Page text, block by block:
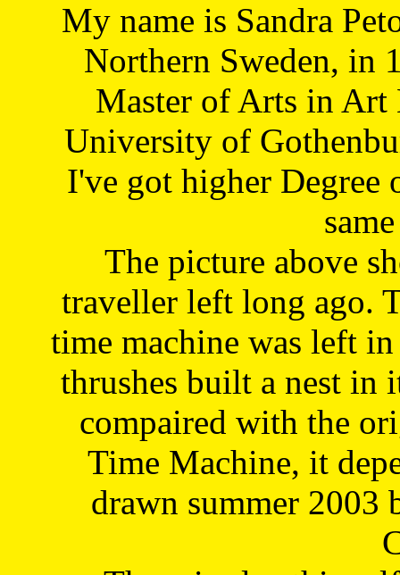
My name is Sandra
Northern Sweden, in
Master of Arts in Art
University of
I've got higher Degree
The picture above
traveller left long ago.
time machine was left
thrushes built a nest in
compaired with the
Time Machine, it
drawn summer 2003